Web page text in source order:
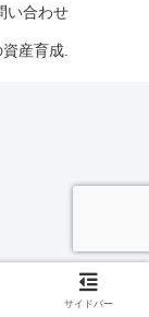
い合わせ
産育成.
サイドバー